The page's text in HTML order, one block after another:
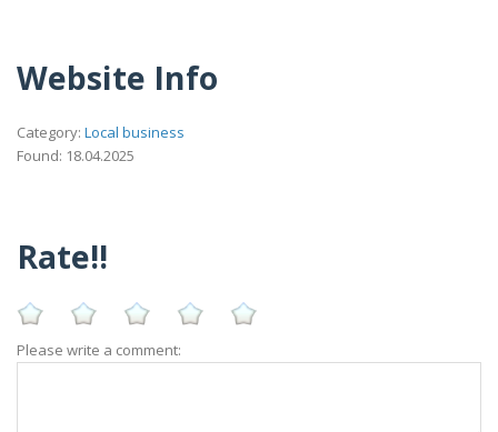
Website Info
Category: Local business
Found: 18.04.2025
Rate!!
Please write a comment: